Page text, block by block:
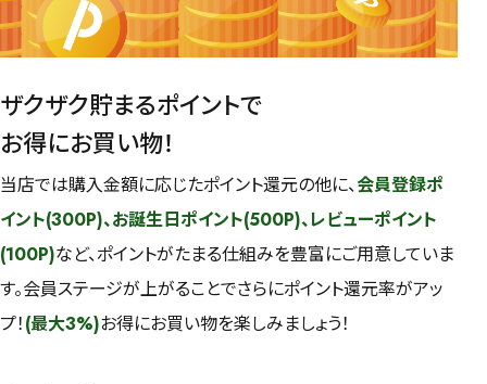
ザクザク貯まるポイントで
お得にお買い物！
当店では購入金額に応じたポイント還元の他に、会員登録ポ
イント(300P)、お誕生日ポイント(500P)、レビューポイント
(100P)など、ポイントがたまる仕組みを豊富にご用意していま
す。会員ステージが上がることでさらにポイント還元率がアッ
プ！(最大3%)お得にお買い物を楽しみましょう！